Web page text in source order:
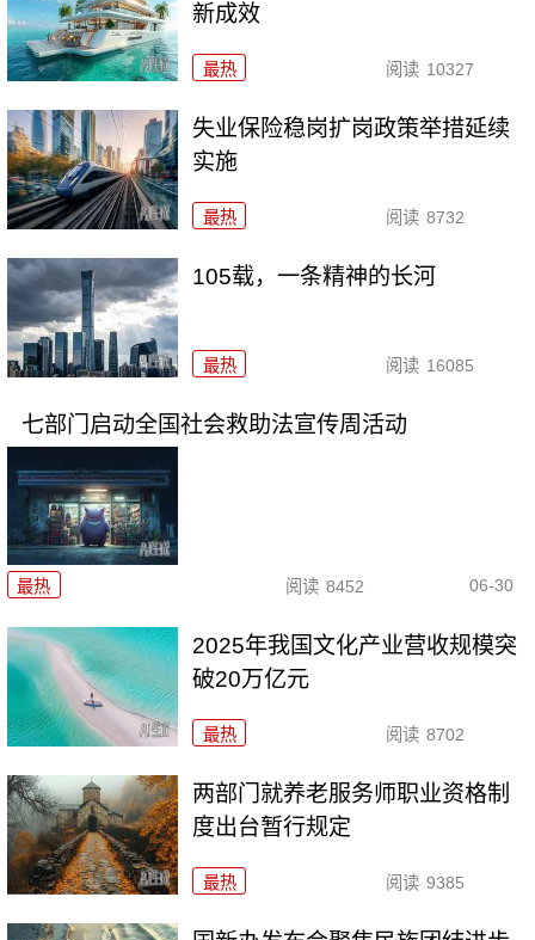
新成效
最热 阅读 10327
失业保险稳岗扩岗政策举措延续
实施
最热 阅读 8732
105载，一条精神的长河
最热 阅读 16085
七部门启动全国社会救助法宣传周活动
最热 阅读 8452 06-30
2025年我国文化产业营收规模突
破20万亿元
最热 阅读 8702
两部门就养老服务师职业资格制
度出台暂行规定
最热 阅读 9385